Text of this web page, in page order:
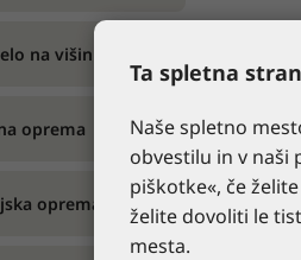
na višini
oprema
oprema
Ta spletna
Naše spletno
obvestilu in v naši
piškotke«, če
želite dovoliti le
mesta.